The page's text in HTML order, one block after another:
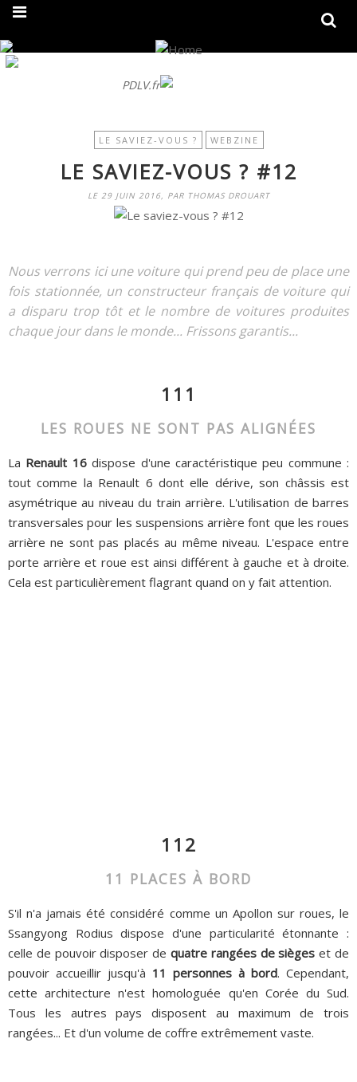
PDLV.fr
LE SAVIEZ-VOUS ? WEBZINE
LE SAVIEZ-VOUS ? #12
LE 29 JUIN 2016, PAR THOMAS DROUART
Nous verrons ici une voiture qui prend peu de place une
fois stationnée, un constructeur français de voiture qui
a disparu trop tôt et le nombre de voitures produites
chaque jour dans le monde... Frissons garantis...
111
LES ROUES NE SONT PAS ALIGNÉES
La Renault 16dispose d'une caractéristique peu commune :
tout comme la Renault 6 dont elle dérive, son châssis est
asymétrique au niveau du train arrière. L'utilisation de barres
transversales pour les suspensions arrière font que les roues
arrière ne sont pas placés au même niveau. L'espace entre
porte arrière et roue est ainsi différent à gauche et à droite.
Cela est particulièrement flagrant quand on y fait attention.
112
11 PLACES À BORD
S'il n'a jamais été considéré comme un Apollon sur roues, le
Ssangyong Rodius dispose d'une particularité étonnante :
celle de pouvoir disposer de quatre rangées de sièges et de
pouvoir accueillir jusqu'à 11 personnes à bord. Cependant,
cette architecture n'est homologuée qu'en Corée du Sud.
Tous les autres pays disposent au maximum de trois
rangées... Et d'un volume de coffre extrêmement vaste.